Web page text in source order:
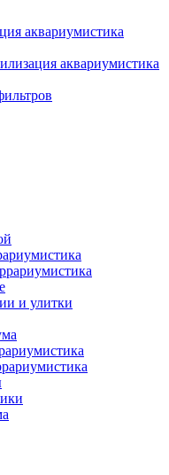
аквариумистика
аквариумистика
и улитки